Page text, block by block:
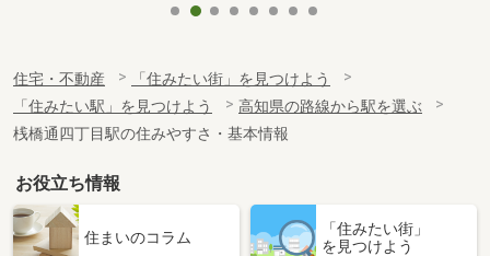
住宅・不動産
「住みたい街」を見つけよう
「住みたい駅」を見つけよう
高知県の路線から駅を選ぶ
桟橋通四丁目駅の住みやすさ・基本情報
お役立ち情報
住まいのコラム
「住みたい街」
を見つけよう